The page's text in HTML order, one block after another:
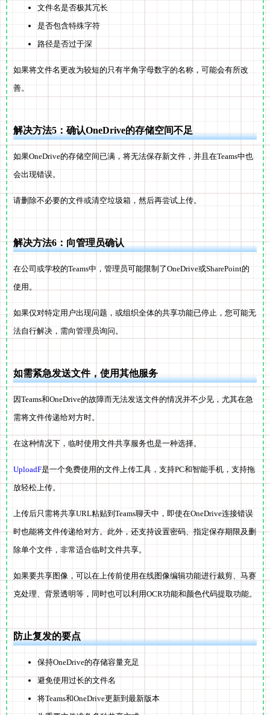
文件名是否极其冗长
是否包含特殊字符
路径是否过于深
如果将文件名更改为较短的只有半角字母数字的名称，可能会有所改
善。
解决方法5：确认OneDrive的存储空间不足
如果OneDrive的存储空间已满，将无法保存新文件，并且在Teams中也
会出现错误。
请删除不必要的文件或清空垃圾箱，然后再尝试上传。
解决方法6：向管理员确认
在公司或学校的Teams中，管理员可能限制了OneDrive或SharePoint的
使用。
如果仅对特定用户出现问题，或组织全体的共享功能已停止，您可能无
法自行解决，需向管理员询问。
如需紧急发送文件，使用其他服务
因Teams和OneDrive的故障而无法发送文件的情况并不少见，尤其在急
需将文件传递给对方时。
在这种情况下，临时使用文件共享服务也是一种选择。
UploadF是一个免费使用的文件上传工具，支持PC和智能手机，支持拖
放轻松上传。
上传后只需将共享URL粘贴到Teams聊天中，即使在OneDrive连接错误
时也能将文件传递给对方。此外，还支持设置密码、指定保存期限及删
除单个文件，非常适合临时文件共享。
如果要共享图像，可以在上传前使用在线图像编辑功能进行裁剪、马赛
克处理、背景透明等，同时也可以利用OCR功能和颜色代码提取功能。
防止复发的要点
保持OneDrive的存储容量充足
避免使用过长的文件名
将Teams和OneDrive更新到最新版本